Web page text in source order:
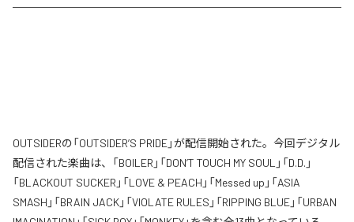
OUTSIDERの「OUTSIDER’S PRIDE」が配信開始された。今回デジタル
配信された楽曲は、「BOILER」「DON’T TOUCH MY SOUL」「D.D.」
「BLACKOUT SUCKER」「LOVE & PEACH」「Messed up」「ASIA
SMASH」「BRAIN JACK」「VIOLATE RULES」「RIPPING BLUE」「URBAN